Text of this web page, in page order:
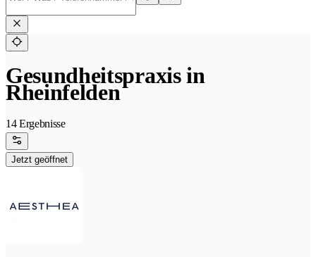
Gesundheitspraxis in
Rheinfelden
14 Ergebnisse
Jetzt geöffnet